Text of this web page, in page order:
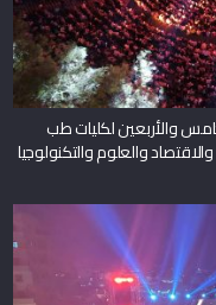
والأربعين لكليات طب
والعلوم والتكنولوجيا